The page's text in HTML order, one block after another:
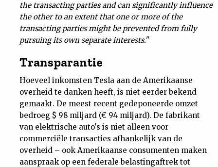
the transacting parties and can significantly influence
the other to an extent that one or more of the
transacting parties might be prevented from fully
pursuing its own separate interests."
Transparantie
Hoeveel inkomsten Tesla aan de Amerikaanse
overheid te danken heeft, is niet eerder bekend
gemaakt. De meest recent gedeponeerde omzet
bedroeg $ 98 miljard (€ 94 miljard). De fabrikant
van elektrische auto's is niet alleen voor
commerciële transacties afhankelijk van de
overheid – ook Amerikaanse consumenten maken
aanspraak op een federale belastingaftrek tot